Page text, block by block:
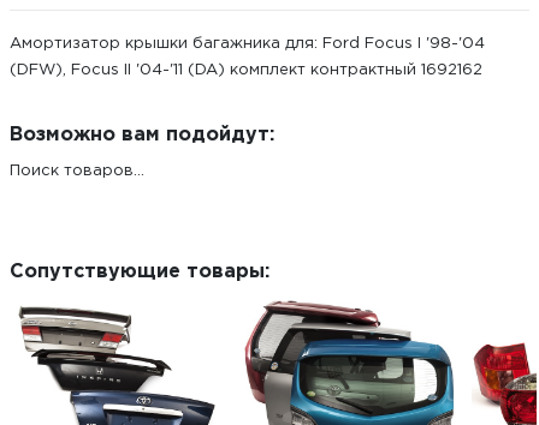
Амортизатор крышки багажника для: Ford Focus I '98-'04
(DFW), Focus II '04-'11 (DA) комплект контрактный 1692162
Возможно вам подойдут:
Поиск товаров...
Сопутствующие товары: